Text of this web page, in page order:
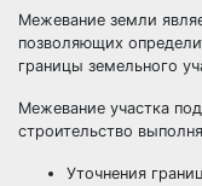
Межевание земли
позволяющих
границы земельного
Межевание участка
строительство
Уточнения